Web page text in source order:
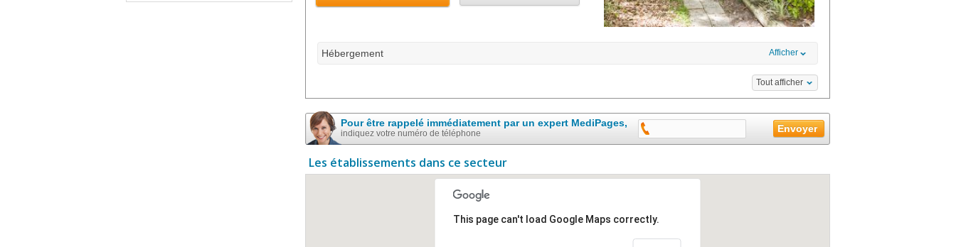
Hébergement Afficher
Tout afficher
Pour être rappelé immédiatement par un expert MediPages,
indiquez votre numéro de téléphone
Les établissements dans ce secteur
This page can't load Google Maps correctly.